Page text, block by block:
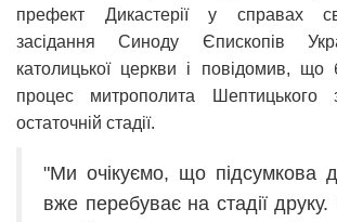
префект Дикастерії у справах
засідання Синоду Єпископів
католицької церкви і повідомив, що
процес митрополита Шептицького
остаточній стадії.
"Ми очікуємо, що підсумкова
вже перебуває на стадії